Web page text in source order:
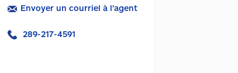
Envoyer un courriel à l'agent
289-217-4591